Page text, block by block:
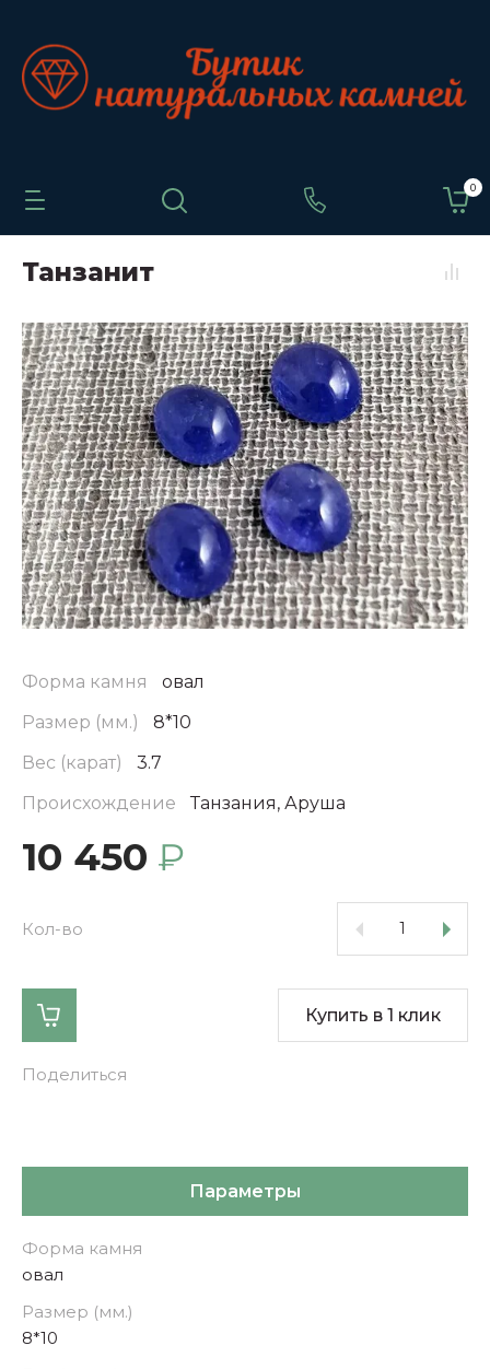
0
Танзанит
Форма камня
овал
Размер (мм.)
8*10
Вес (карат)
3.7
Происхождение
Танзания, Аруша
10 450 ₽
Кол-во
Купить в 1 клик
Поделиться
Параметры
Форма камня
овал
Размер (мм.)
8*10